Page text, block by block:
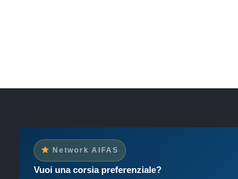
Network AIFAS
Vuoi una corsia preferenziale?